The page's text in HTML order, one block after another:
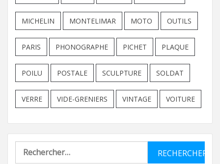
MICHELIN MONTELIMAR MOTO OUTILS
PARIS PHONOGRAPHE PICHET PLAQUE
POILU POSTALE SCULPTURE SOLDAT
VERRE VIDE-GRENIERS VINTAGE VOITURE
Rechercher :